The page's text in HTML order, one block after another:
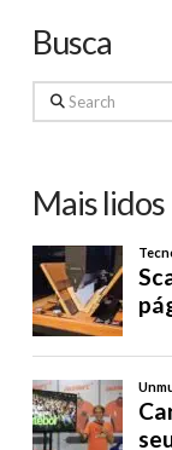
Busca
Search
Mais lidos